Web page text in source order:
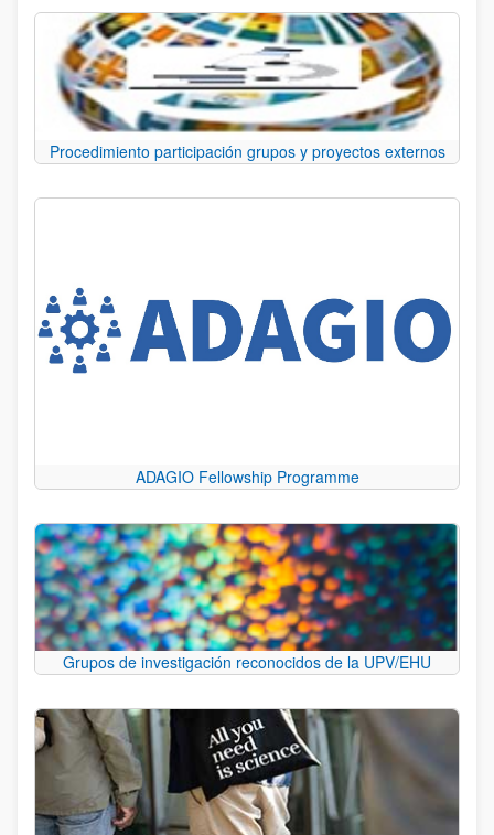
Procedimiento participación grupos y proyectos externos
ADAGIO Fellowship Programme
Grupos de investigación reconocidos de la UPV/EHU